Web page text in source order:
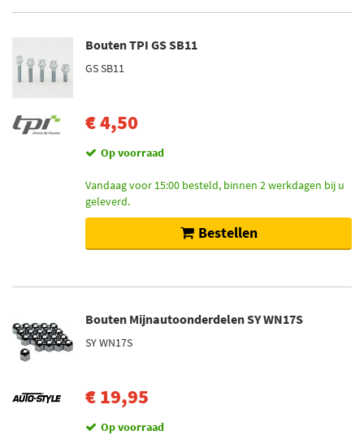
Bouten TPI GS SB11
GS SB11
€ 4,50
Op voorraad
Vandaag voor 15:00 besteld, binnen 2 werkdagen bij u
geleverd.
Bestellen
Bouten Mijnautoonderdelen SY WN17S
SY WN17S
€ 19,95
Op voorraad